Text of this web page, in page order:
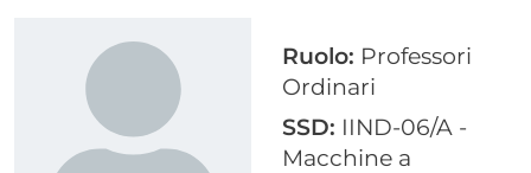
Ruolo: Professori
Ordinari
SSD: IIND-06/A -
Macchine a